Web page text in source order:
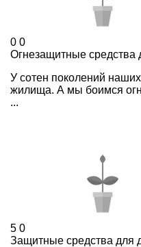
0 0
Огнезащитные средства
У сотен поколений
жилища. А мы боимся
...
5 0
Защитные средства для